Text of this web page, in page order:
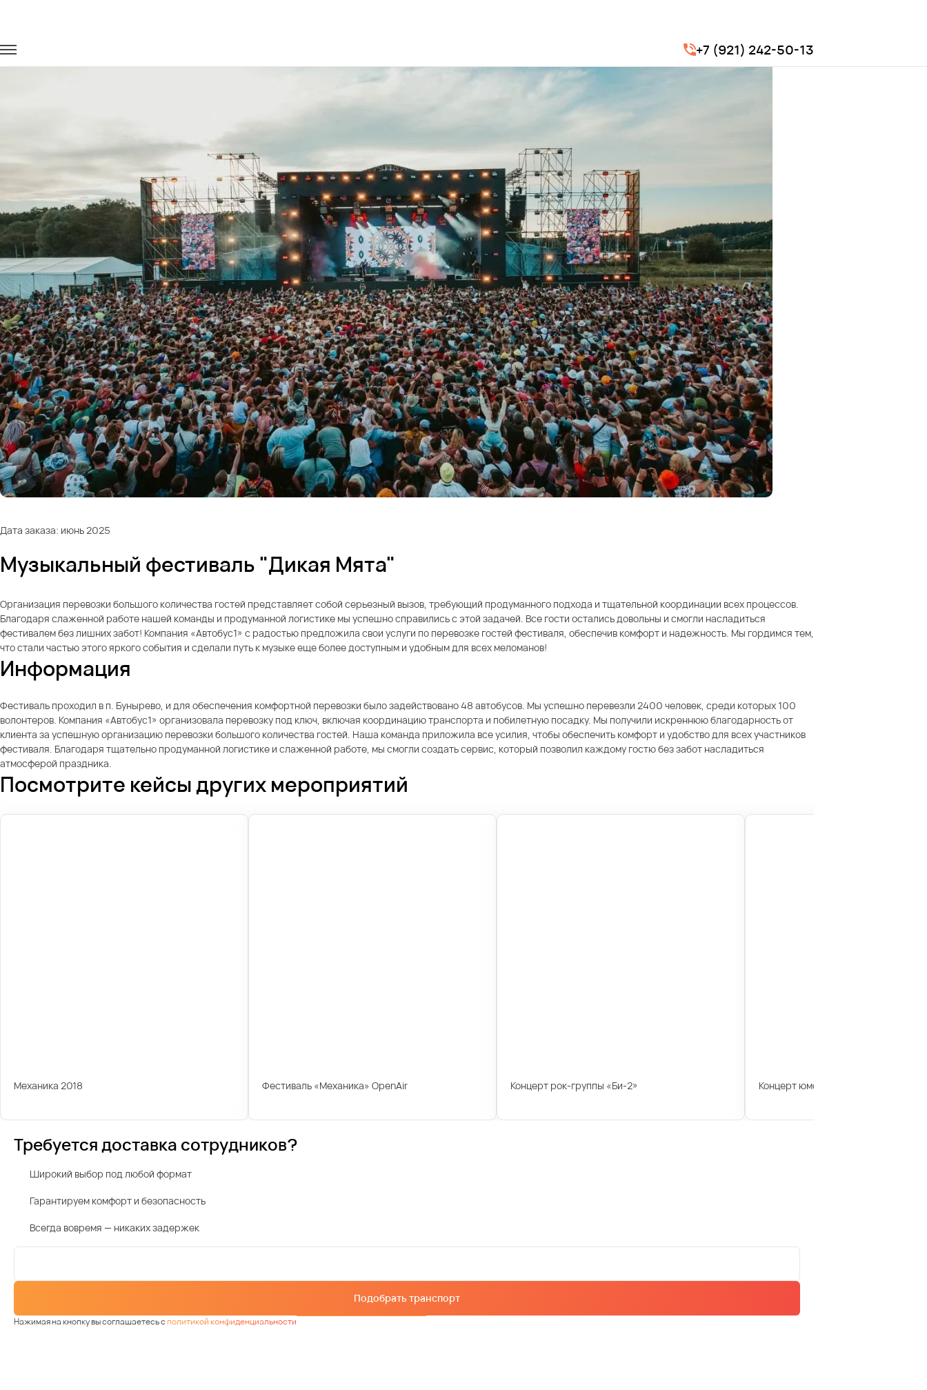
+7 (921) 242-50-13
Дата заказа: июнь 2025
Музыкальный фестиваль "Дикая Мята"
Организация перевозки большого количества гостей представляет собой серьезный вызов, требующий продуманного подхода и тщательной координации всех процессов.
Благодаря слаженной работе нашей команды и продуманной логистике мы успешно справились с этой задачей. Все гости остались довольны и смогли насладиться
фестивалем без лишних забот! Компания «Автобус1» с радостью предложила свои услуги по перевозке гостей фестиваля, обеспечив комфорт и надежность. Мы гордимся тем,
что стали частью этого яркого события и сделали путь к музыке еще более доступным и удобным для всех меломанов!
Информация
Фестиваль проходил в п. Бунырево, и для обеспечения комфортной перевозки было задействовано 48 автобусов. Мы успешно перевезли 2400 человек, среди которых 100
волонтеров. Компания «Автобус1» организовала перевозку под ключ, включая координацию транспорта и побилетную посадку. Мы получили искреннюю благодарность от
клиента за успешную организацию перевозки большого количества гостей. Наша команда приложила все усилия, чтобы обеспечить комфорт и удобство для всех участников
фестиваля. Благодаря тщательно продуманной логистике и слаженной работе, мы смогли создать сервис, который позволил каждому гостю без забот насладиться
атмосферой праздника.
Посмотрите кейсы других мероприятий
Механика 2018 Фестиваль «Механика» OpenAir Концерт рок-группы «Би-2» Концерт юмориста Геннадия
Требуется доставка сотрудников?
Широкий выбор под любой формат
Гарантируем комфорт и безопасность
Всегда вовремя — никаких задержек
Подобрать транспорт
Нажимая на кнопку вы соглашаетесь сполитикой конфиденциальности